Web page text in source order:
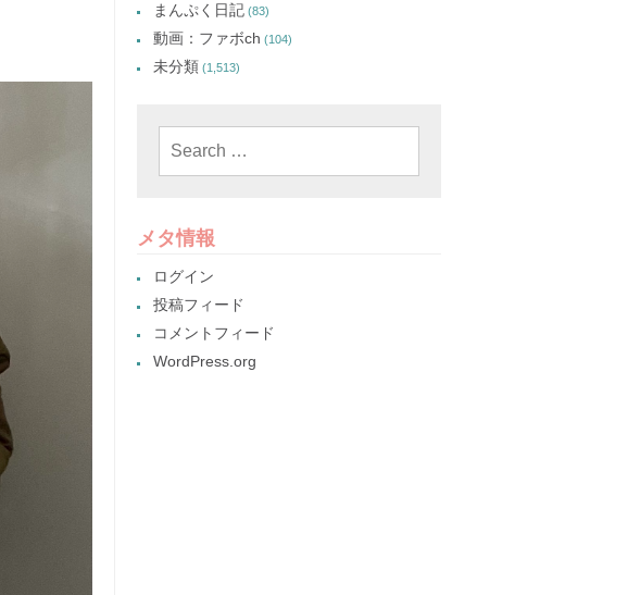
まんぷく日記 (83)
動画：ファボch (104)
未分類 (1,513)
メタ情報
ログイン
投稿フィード
コメントフィード
WordPress.org